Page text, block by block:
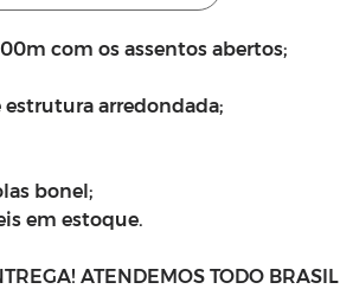
com os assentos abertos;
arredondada;
bonel;
em estoque.
ATENDEMOS TODO BRASIL